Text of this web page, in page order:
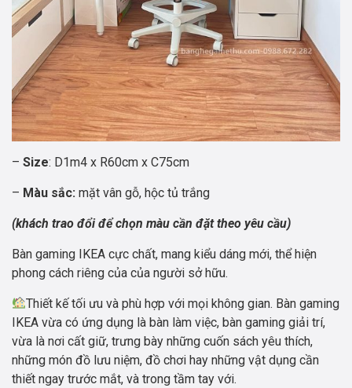
– Size: D1m4 x R60cm x C75cm
– Màu sắc: mặt vân gỗ, hộc tủ trắng
(khách trao đổi để chọn màu cần đặt theo yêu cầu)
Bàn gaming IKEA cực chất, mang kiểu dáng mới, thể hiện
phong cách riêng của của người sở hữu.
Thiết kế tối ưu và phù hợp với mọi không gian. Bàn gaming
IKEA vừa có ứng dụng là bàn làm việc, bàn gaming giải trí,
vừa là nơi cất giữ, trưng bày những cuốn sách yêu thích,
những món đồ lưu niệm, đồ chơi hay những vật dụng cần
thiết ngay trước mắt, và trong tầm tay với.